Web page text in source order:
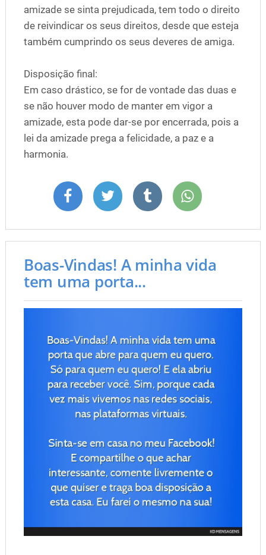
amizade se sinta prejudicada, tem todo o direito
de reivindicar os seus direitos, desde que esteja
também cumprindo os seus deveres de amiga.
Disposição final:
Em caso drástico, se for de vontade das duas e
se não houver modo de manter em vigor a
amizade, esta pode dar-se por encerrada, pois a
lei da amizade prega a felicidade, a paz e a
harmonia.
Boas-Vindas! A minha vida
tem uma porta...